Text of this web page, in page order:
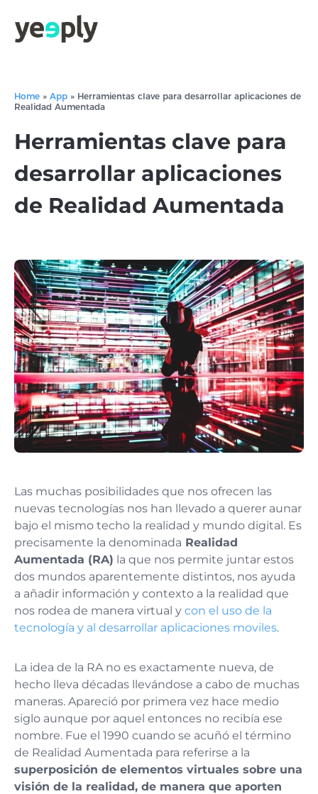
Home » App » Herramientas clave para desarrollar aplicaciones de
Realidad Aumentada
Herramientas clave para
desarrollar aplicaciones
de Realidad Aumentada
Las muchas posibilidades que nos ofrecen las
nuevas tecnologías nos han llevado a querer aunar
bajo el mismo techo la realidad y mundo digital. Es
precisamente la denominada Realidad
Aumentada (RA) la que nos permite juntar estos
dos mundos aparentemente distintos, nos ayuda
a añadir información y contexto a la realidad que
nos rodea de manera virtual y con el uso de la
tecnología y al desarrollar aplicaciones moviles.
La idea de la RA no es exactamente nueva, de
hecho lleva décadas llevándose a cabo de muchas
maneras. Apareció por primera vez hace medio
siglo aunque por aquel entonces no recibía ese
nombre. Fue el 1990 cuando se acuñó el término
de Realidad Aumentada para referirse a la
superposición de elementos virtuales sobre una
visión de la realidad, de manera que aporten